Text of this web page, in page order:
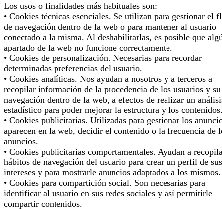
Los usos o finalidades más habituales son:
• Cookies técnicas esenciales. Se utilizan para gestionar el
de navegación dentro de la web o para mantener al usuario
conectado a la misma. Al deshabilitarlas, es posible que
apartado de la web no funcione correctamente.
• Cookies de personalización. Necesarias para recordar
determinadas preferencias del usuario.
• Cookies analíticas. Nos ayudan a nosotros y a terceros a
recopilar información de la procedencia de los usuarios y su
navegación dentro de la web, a efectos de realizar un
estadístico para poder mejorar la estructura y los contenidos.
• Cookies publicitarias. Utilizadas para gestionar los
aparecen en la web, decidir el contenido o la frecuencia de
anuncios.
• Cookies publicitarias comportamentales. Ayudan a
hábitos de navegación del usuario para crear un perfil de sus
intereses y para mostrarle anuncios adaptados a los mismos.
• Cookies para compartición social. Son necesarias para
identificar al usuario en sus redes sociales y así permitirle
compartir contenidos.